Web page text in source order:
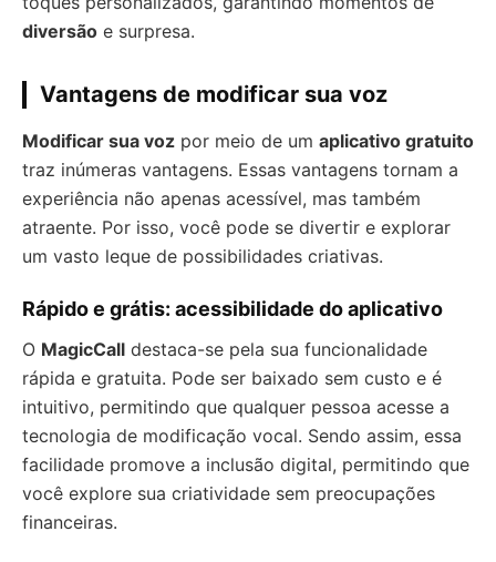
diversão e surpresa.
Vantagens de modificar sua voz
Modificar sua voz por meio de um aplicativo gratuito
traz inúmeras vantagens. Essas vantagens tornam a
experiência não apenas acessível, mas também
atraente. Por isso, você pode se divertir e explorar
um vasto leque de possibilidades criativas.
Rápido e grátis: acessibilidade do aplicativo
O MagicCall destaca-se pela sua funcionalidade
rápida e gratuita. Pode ser baixado sem custo e é
intuitivo, permitindo que qualquer pessoa acesse a
tecnologia de modificação vocal. Sendo assim, essa
facilidade promove a inclusão digital, permitindo que
você explore sua criatividade sem preocupações
financeiras.